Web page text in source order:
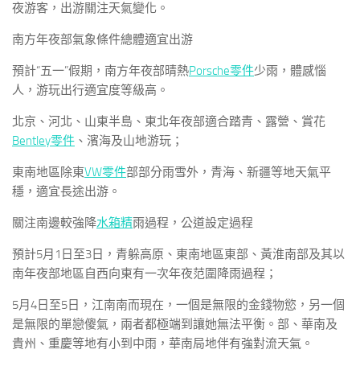
夜游客，出游關注天氣變化。
南方年夜部氣象條件總體適宜出游
預計“五一”假期，南方年夜部晴熱Porsche零件少雨，體感惱
人，游玩出行適宜度等級高。
北京、河北、山東半島、東北年夜部適合踏青、露營、賞花
Bentley零件 、濱海及山地游玩；
東南地區除東VW零件部部分雨雪外，青海、新疆等地天氣平
穩，適宜長途出游。
關注南邊較強降水箱精雨過程，公道設定過程
預計5月1日至3日，青躲高原、東南地區東部、黃淮南部及其以
南年夜部地區自西向東有一次年夜范圍降雨過程；
5月4日至5日，江南南而現在，一個是無限的金錢物慾，另一個
是無限的單戀傻氣，兩者都極端到讓她無法平衡。部、華南及
貴州、重慶等地有小到中雨，華南局地伴有強對流天氣。